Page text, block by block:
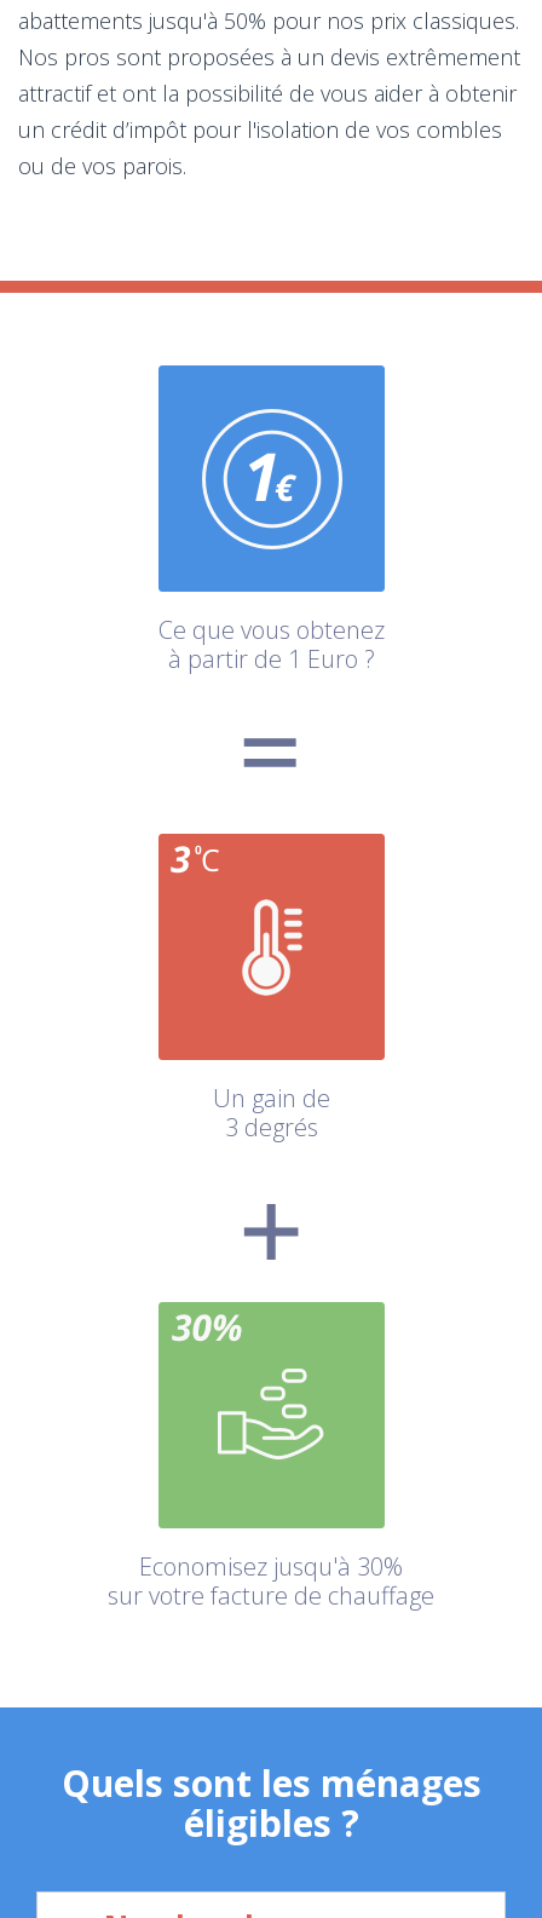
abattements jusqu'à 50% pour nos prix classiques.
Nos pros sont proposées à un devis extrêmement
attractif et ont la possibilité de vous aider à obtenir
un crédit d’impôt pour l'isolation de vos combles
ou de vos parois.
Ce que vous obtenez
à partir de 1 Euro ?
Un gain de
3 degrés
Economisez jusqu'à 30%
sur votre facture de chauffage
Quels sont les ménages
éligibles ?